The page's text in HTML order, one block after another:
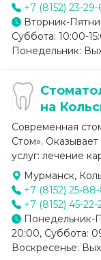
+7 (8152) 23-29-
Вторник-
Суббота: 10:00-
Понедельник:
на
Современная
Стом».
услуг: лечение
Мурманск,
+7 (8152) 25-
+7 (8152) 45-22-
Понедельник-
20:00, Суббота:
Воскресенье: